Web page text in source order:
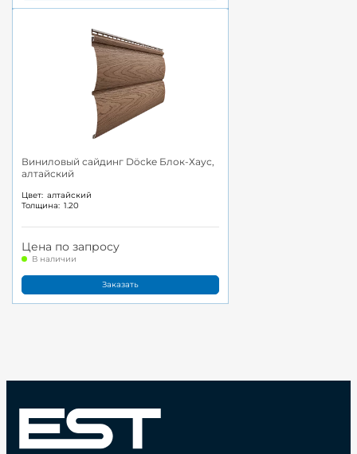
Виниловый сайдинг Döcke Блок-Хаус,
алтайский
Цвет: алтайский
Толщина: 1.20
Цена по запросу
В наличии
Заказать